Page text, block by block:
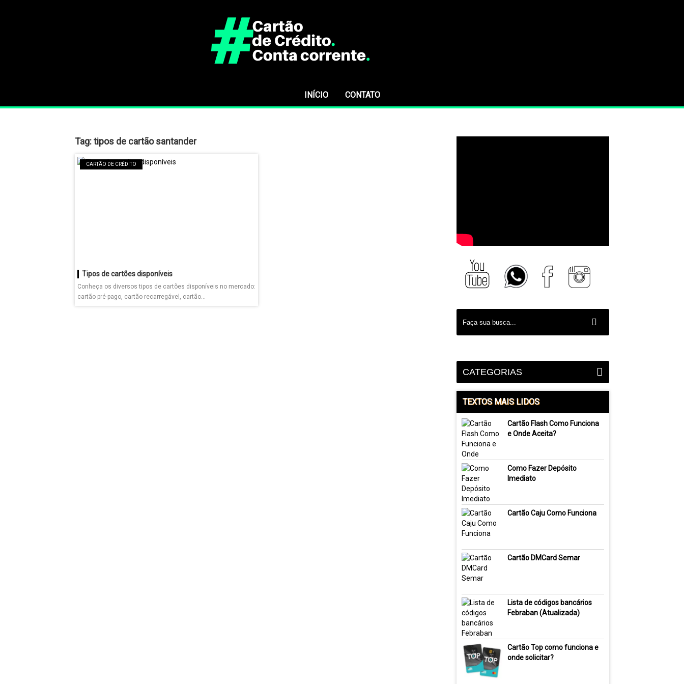
INÍCIO CONTATO
Tag:tipos de cartão santander
CARTÃO DE CRÉDITO
Tipos de cartões disponíveis
Conheça os diversos tipos de cartões disponíveis no mercado:
cartão pré-pago, cartão recarregável, cartão...
CATEGORIAS
TEXTOS MAIS LIDOS
Cartão Flash Como Funciona
e Onde Aceita?
Como Fazer Depósito
Imediato
Cartão Caju Como Funciona
Cartão DMCard Semar
Lista de códigos bancários
Febraban (Atualizada)
Cartão Top como funciona e
onde solicitar?